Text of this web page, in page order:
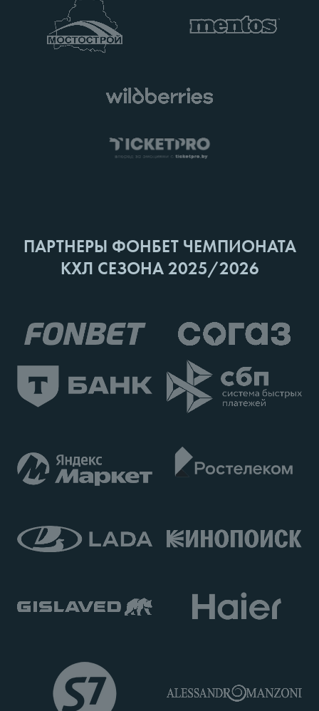
ПАРТНЕРЫ ФОНБЕТ ЧЕМПИОНАТА
КХЛ СЕЗОНА 2025/2026